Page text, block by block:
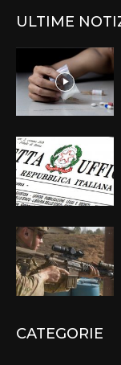
ULTIME
CATEGORIE